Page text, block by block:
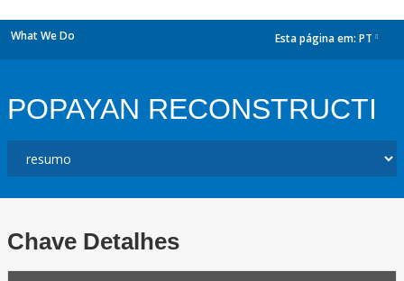
What We Do Esta página em: PT
POPAYAN RECONSTRUCTI
Chave Detalhes